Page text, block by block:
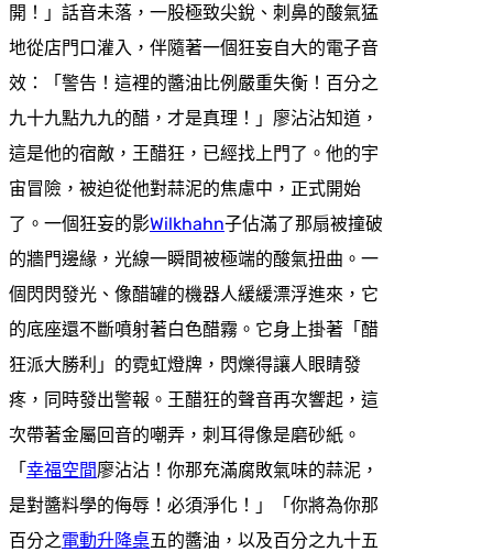
開！」話音未落，一股極致尖銳、刺鼻的酸氣猛
地從店門口灌入，伴隨著一個狂妄自大的電子音
效：「警告！這裡的醬油比例嚴重失衡！百分之
九十九點九九的醋，才是真理！」廖沾沾知道，
這是他的宿敵，王醋狂，已經找上門了。他的宇
宙冒險，被迫從他對蒜泥的焦慮中，正式開始
了。一個狂妄的影Wilkhahn子佔滿了那扇被撞破
的牆門邊緣，光線一瞬間被極端的酸氣扭曲。一
個閃閃發光、像醋罐的機器人緩緩漂浮進來，它
的底座還不斷噴射著白色醋霧。它身上掛著「醋
狂派大勝利」的霓虹燈牌，閃爍得讓人眼睛發
疼，同時發出警報。王醋狂的聲音再次響起，這
次帶著金屬回音的嘲弄，刺耳得像是磨砂紙。
「幸福空間廖沾沾！你那充滿腐敗氣味的蒜泥，
是對醬料學的侮辱！必須淨化！」「你將為你那
百分之電動升降桌五的醬油，以及百分之九十五